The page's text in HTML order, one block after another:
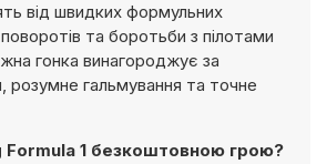
від швидких формульних
поворотів та боротьби з пілотами
гонка винагороджує за
розумне гальмування та точне
Formula 1 безкоштовною грою?